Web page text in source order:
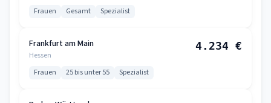
Frauen Gesamt Spezialist
Frankfurt am Main
Hessen
4.234 €
Frauen 25 bis unter 55 Spezialist